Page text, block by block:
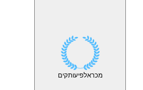
מכראלפיעותקים